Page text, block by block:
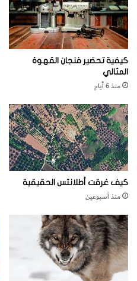
ع
ظ
م
ي
ا
ل
ب
ش
ر
ي
كيفية تحضير فنجان القهوة
المثالي
منذ 6 أيام
كيف غرقت أطلانتس الحقيقية
منذ أسبوعين